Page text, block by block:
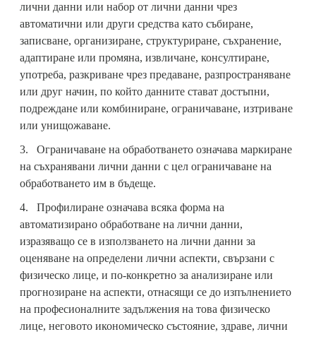
лични данни или набор от лични данни чрез
автоматични или други средства като събиране,
записване, организиране, структуриране, съхранение,
адаптиране или промяна, извличане, консултиране,
употреба, разкриване чрез предаване, разпространяване
или друг начин, по който данните стават достъпни,
подреждане или комбиниране, ограничаване, изтриване
или унищожаване.
3. Oграничаване на обработването означава маркиране
на съхранявани лични данни с цел ограничаване на
обработването им в бъдеще.
4. Профилиране означава всяка форма на
автоматизирано обработване на лични данни,
изразяващо се в използването на лични данни за
оценяване на определени лични аспекти, свързани с
физическо лице, и по-конкретно за анализиране или
прогнозиране на аспекти, отнасящи се до изпълнението
на професионалните задължения на това физическо
лице, неговото икономическо състояние, здраве, лични